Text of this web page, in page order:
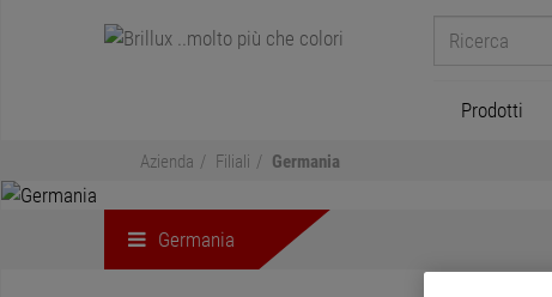
Prodotti
Azienda Filiali Germania
Germania